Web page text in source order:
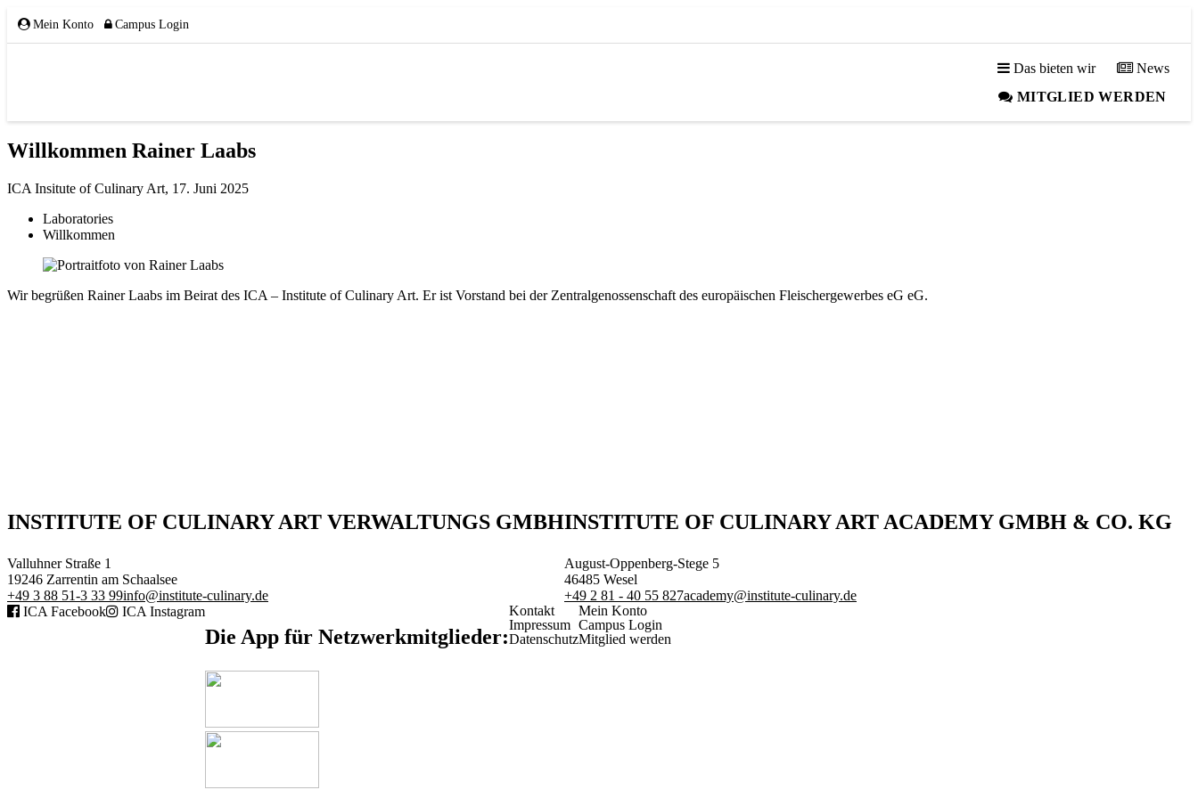
Mein Konto Campus Login
Das bieten wir
News
MITGLIED WERDEN
ÜBER UNS
Team
Gremien
Executive Netzwerk
Industrie
Mobilitygastronomie
Eventgastronomie
Caregastronomie
Betriebsgastronomie
Willkommen Rainer Laabs
ICA Insitute of Culinary Art, 17. Juni 2025
Laboratories
Willkommen
Wir begrüßen Rainer Laabs im Beirat des ICA – Institute of Culinary Art. Er ist Vorstand bei der Zentralgenossenschaft des europäischen Fleischergewerbes eG eG.
INSTITUTE OF CULINARY ART VERWALTUNGS GMBH
Valluhner Straße 1
19246 Zarrentin am Schaalsee
+49 3 88 51-3 33 99info@institute-culinary.de
INSTITUTE OF CULINARY ART ACADEMY GMBH & CO. KG
August-Oppenberg-Stege 5
46485 Wesel
+49 2 81 - 40 55 827academy@institute-culinary.de
ICA Facebook
ICA Instagram
Die App für Netzwerkmitglieder:
Kontakt
Impressum
Datenschutz
Mein Konto
Campus Login
Mitglied werden